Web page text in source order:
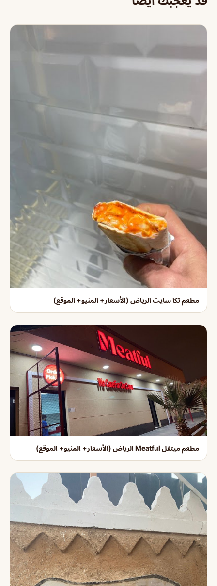
مطعم تكا سايت الرياض (الأسعار+ المنيو+ الموقع)
مطعم ميتفل Meatful الرياض (الأسعار+ المنيو+ الموقع)